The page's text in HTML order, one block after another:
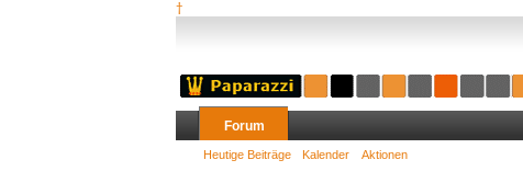
†
Forum
Heutige Beiträge Kalender Aktionen